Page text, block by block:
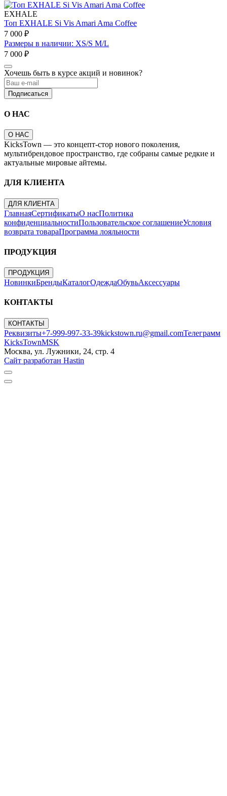
EXHALE
Топ EXHALE Si Vis Amari Ama Coffee
7 000 ₽
Размеры в наличии: XS/S M/L
7 000 ₽
Хочешь быть в курсе акций и новинок?
Подписаться
О НАС
О НАС
KicksTown — это концепт-стор нового поколения,
мультибрендовое пространство, где собраны самые редкие и
актуальные мировые айтемы.
ДЛЯ КЛИЕНТА
ДЛЯ КЛИЕНТА
ГлавнаяСертификатыО насПолитика
конфиденциальностиПользовательское соглашениеУсловия
возврата товараПрограмма лояльности
ПРОДУКЦИЯ
ПРОДУКЦИЯ
НовинкиБрендыКаталогОдеждаОбувьАксессуары
КОНТАКТЫ
КОНТАКТЫ
Реквизиты+7-999-997-33-39kickstown.ru@gmail.comТелеграмм
KicksTownMSK
Москва, ул. Лужники, 24, стр. 4
Сайт разработан Hastin